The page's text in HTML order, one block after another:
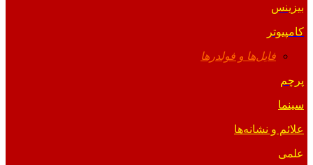
بیزینس
کامپیوتر
فایل‌ها و فولدرها
پرچم
سینما
علائم و نشانه‌ها
علمی